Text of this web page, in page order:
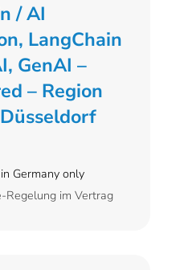
/ AI
LangChain
GenAI –
– Region
im Vertrag
Germany only